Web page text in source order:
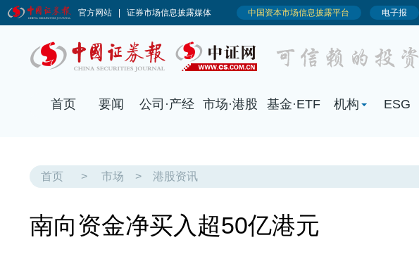
首页 要闻 公司·产经 市场·港股 基金·ETF 机构 ESG
首页 > 市场 > 港股资讯
南向资金净买入超50亿港元